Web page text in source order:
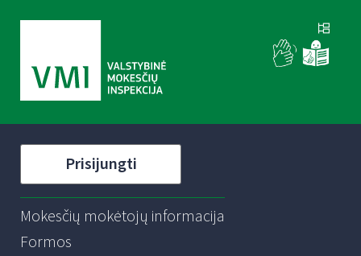
Prisijungti
Mokesčių mokėtojų informacija
Formos